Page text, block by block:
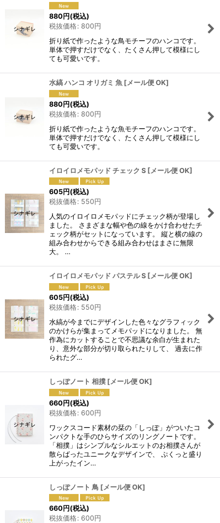
880円(税込)
税抜価格: 800円
折り紙で作ったような鳥モチーフのハンコです。
単体で押すだけでなく、たくさん押して模様にし
ても可愛いです。
水縞 ハンコ オリガミ 魚 [メール便 OK]
880円(税込)
税抜価格: 800円
折り紙で作ったような魚モチーフのハンコです。
単体で押すだけでなく、たくさん押して模様にし
ても可愛いです。
イロイロメモパッド チェック S [メール便 OK]
605円(税込)
税抜価格: 550円
人気のイロイロメモパッドにチェック柄が登場し
ました。 さまざまな幅や色の線をかけ合わせたチ
ェック柄がセットになっています。 縦と横の線の
組み合わせからできる組み合わせはまさに無限
大。 …
イロイロメモパッド パステル S [メール便 OK]
605円(税込)
税抜価格: 550円
水縞が今までにデザインした色々なグラフィック
のかけらが集まってメモパッドになりました。 無
作為にカットすることで不思議な余白が生まれた
り、意外な部分が切り取られたりして、 過去に作
られたグ…
しっぽノート 相撲 [メール便 OK]
660円(税込)
税抜価格: 600円
ワックスコード素材の栞の「しっぽ」がついたコ
ンパクトな手のひらサイズのリングノートです。
「相撲」はシンプルなシルエットのお相撲さんが
散らばったユニークなデザインで、 ぷくっと盛り
上がったイン…
しっぽノート 鳥 [メール便 OK]
660円(税込)
税抜価格: 600円